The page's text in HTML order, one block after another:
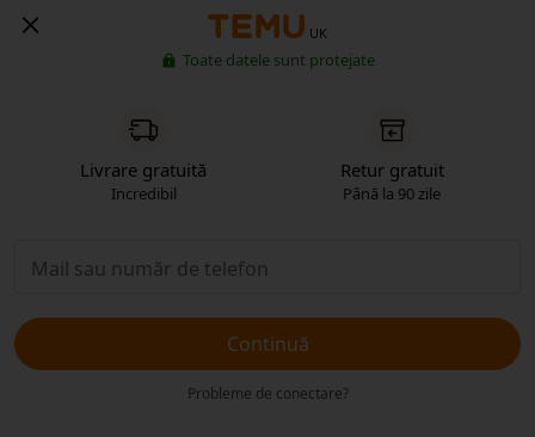
UK
Toate datele sunt protejate
Livrare gratuită
Incredibil
Retur gratuit
Până la 90 zile
Continuă
Probleme de conectare?